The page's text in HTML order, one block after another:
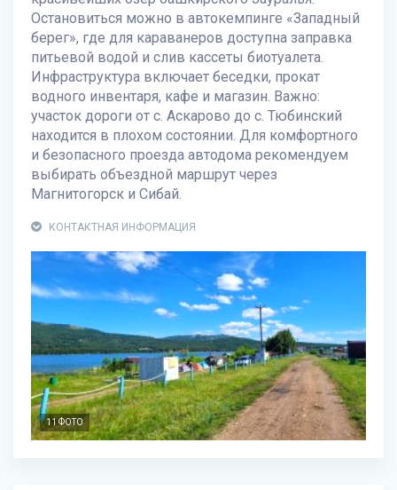
Остановиться можно в автокемпинге «Западный
берег», где для караванеров доступна заправка
питьевой водой и слив кассеты биотуалета.
Инфраструктура включает беседки, прокат
водного инвентаря, кафе и магазин. Важно:
участок дороги от с. Аскарово до с. Тюбинский
находится в плохом состоянии. Для комфортного
и безопасного проезда автодома рекомендуем
выбирать объездной маршрут через
Магнитогорск и Сибай.
КОНТАКТНАЯ ИНФОРМАЦИЯ
11 ФОТО